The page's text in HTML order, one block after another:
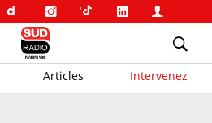
Articles Intervenez